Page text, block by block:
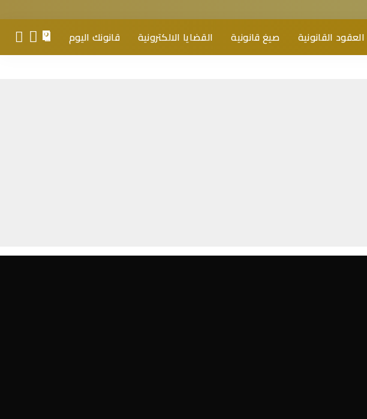
العقود القانونية صيغ قانونية القضايا الالكترونية قانونك اليوم 0